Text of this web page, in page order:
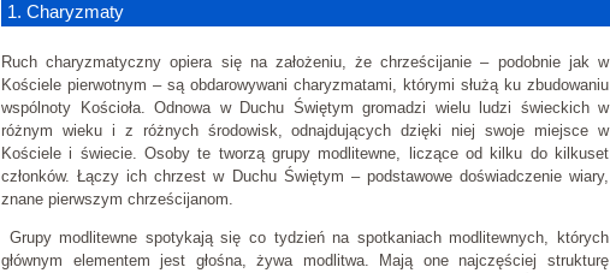
1. Charyzmaty
Ruch charyzmatyczny opiera się na założeniu, że chrześcijanie – podobnie jak w
Kościele pierwotnym – są obdarowywani charyzmatami, którymi służą ku zbudowaniu
wspólnoty Kościoła. Odnowa w Duchu Świętym gromadzi wielu ludzi świeckich w
różnym wieku i z różnych środowisk, odnajdujących dzięki niej swoje miejsce w
Kościele i świecie. Osoby te tworzą grupy modlitewne, liczące od kilku do kilkuset
członków. Łączy ich chrzest w Duchu Świętym – podstawowe doświadczenie wiary,
znane pierwszym chrześcijanom.
Grupy modlitewne spotykają się co tydzień na spotkaniach modlitewnych, których
głównym elementem jest głośna, żywa modlitwa. Mają one najczęściej strukturę